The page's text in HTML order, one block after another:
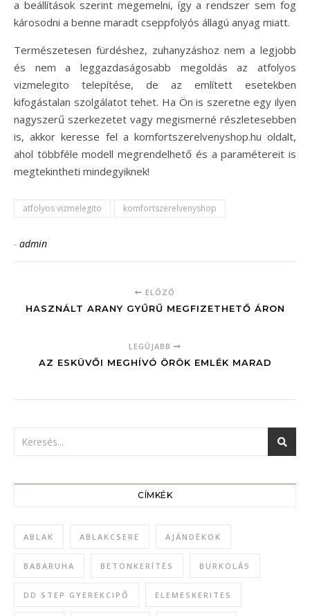
a beállítások szerint megemelni, így a rendszer sem fog
károsodni a benne maradt cseppfolyós állagú anyag miatt.
Természetesen fürdéshez, zuhanyzáshoz nem a legjobb
és nem a leggazdaságosabb megoldás az atfolyos
vizmelegito telepítése, de az említett esetekben
kifogástalan szolgálatot tehet. Ha Ön is szeretne egy ilyen
nagyszerű szerkezetet vagy megismerné részletesebben
is, akkor keresse fel a komfortszerelvenyshop.hu oldalt,
ahol többféle modell megrendelhető és a paramétereit is
megtekintheti mindegyiknek!
atfolyos vizmelegito komfortszerelvenyshop
- admin
ELŐZŐ
HASZNÁLT ARANY GYŰRŰ MEGFIZETHETŐ ÁRON
LEGÚJABB
AZ ESKÜVŐI MEGHÍVÓ ÖRÖK EMLÉK MARAD
CÍMKÉK
ABLAK ABLAKCSERE AJÁNDÉKOK
BABARUHA BETONKERÍTÉS BURKOLÁS
DD STEP GYEREKCIPŐ ELEMESKERITES